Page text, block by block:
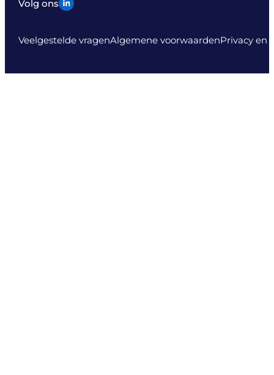
Volg ons
Veelgestelde vragenAlgemene voorwaardenPrivacy en